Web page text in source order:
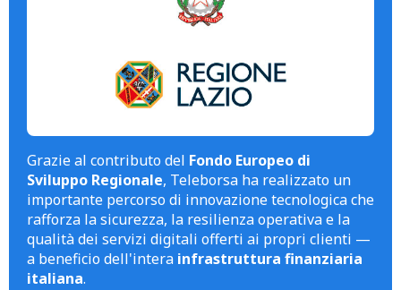
Grazie al contributo del Fondo Europeo di
Sviluppo Regionale, Teleborsa ha realizzato un
importante percorso di innovazione tecnologica che
rafforza la sicurezza, la resilienza operativa e la
qualità dei servizi digitali offerti ai propri clienti —
a beneficio dell'intera infrastruttura finanziaria
italiana.